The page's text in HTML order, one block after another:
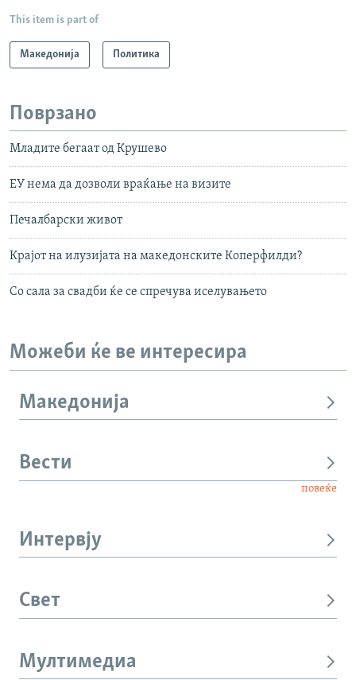
This item is part of
Македонија Политика
Поврзано
Младите бегаат од Крушево
ЕУ нема да дозволи враќање на визите
Печалбарски живот
Крајот на илузијата на македонските Коперфилди?
Со сала за свадби ќе се спречува иселувањето
Можеби ќе ве интересира
Македонија
Вести
повеќе
Интервју
Свет
Мултимедиа